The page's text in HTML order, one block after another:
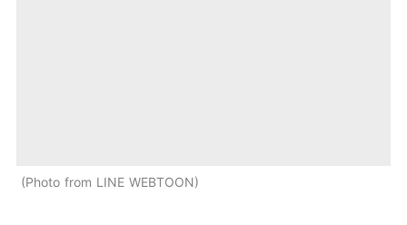
Photo from LINE WEBTOON